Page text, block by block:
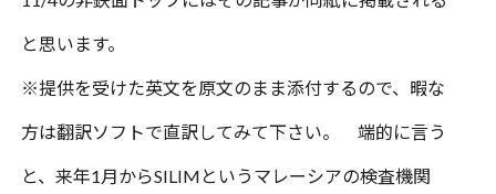
と思います。
※提供を受けた英文を原文のまま添付するので、暇な
方は翻訳ソフトで直訳してみて下さい。 端的に言う
と、来年1 月からSILIM というマレーシアの検査機関